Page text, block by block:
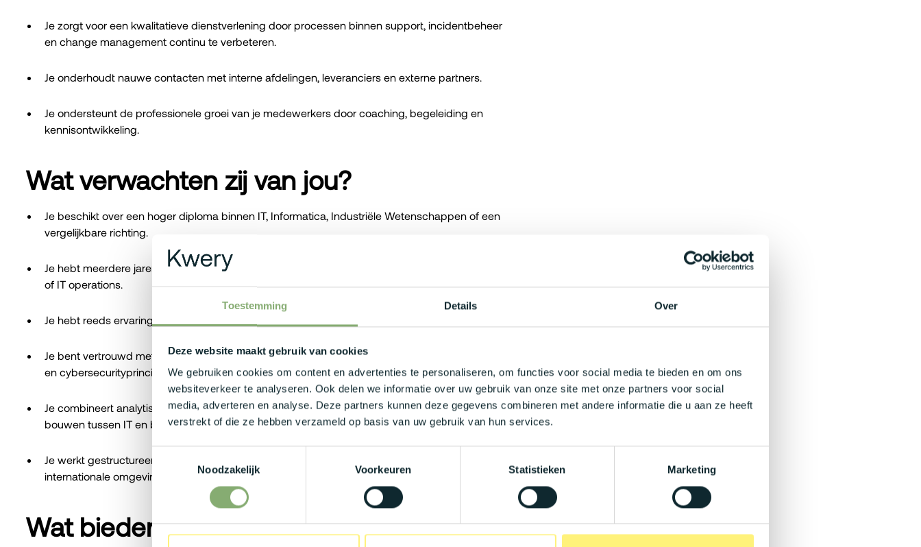
Toestemming Details Over
Deze website maakt gebruik van cookies
We gebruiken cookies om content en advertenties te personaliseren, om functies voor social media te bieden en om ons
websiteverkeer te analyseren. Ook delen we informatie over uw gebruik van onze site met onze partners voor social
media, adverteren en analyse. Deze partners kunnen deze gegevens combineren met andere informatie die u aan ze heeft
verstrekt of die ze hebben verzameld op basis van uw gebruik van hun services.
Noodzakelijk
Voorkeuren Statistieken Marketing
Je zorgt voor een kwalitatieve dienstverlening door processen binnen support, incidentbeheer
en change management continu te verbeteren.
Je onderhoudt nauwe contacten met interne afdelingen, leveranciers en externe partners.
Je ondersteunt de professionele groei van je medewerkers door coaching, begeleiding en
kennisontwikkeling.
Wat verwachten zij van jou?
Je beschikt over een hoger diploma binnen IT, Informatica, Industriële Wetenschappen of een
vergelijkbare richting.
Je hebt meerdere jaren ervaring opgebouwd binnen infrastructuurbeheer, systems engineering
of IT operations.
Je hebt reeds ervaring met het aansturen, begeleiden of coachen van IT-professionals.
Je bent vertrouwd met Microsoft-technologieën, virtualisatieplatformen, netwerkinfrastructuren
en cybersecurityprincipes.
Je combineert analytisch inzicht met sterke communicatieve vaardigheden en weet bruggen te
bouwen tussen IT en business.
Je werkt gestructureerd, neemt initiatief en voelt je comfortabel in een dynamische
internationale omgeving.
Wat bieden zij jou?